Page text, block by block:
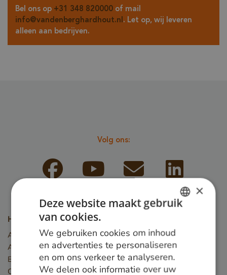
Bel ons op +31 348 820000 of mail
info@vandenberghardhout.nl. Let op, wij leveren
alleen aan bedrijven.
Volg ons:
Houtsoorten
Angelim Vermelho
Azobé
Basralocus
Cumaru
GERMAN
ENGLISH
×
Deze website maakt gebruik
van cookies.
We gebruiken cookies om inhoud
en advertenties te personaliseren
en om ons verkeer te analyseren.
We delen ook informatie over uw